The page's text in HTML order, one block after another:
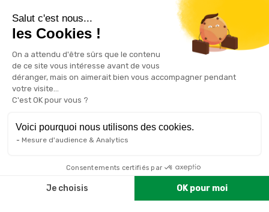
Salut c'est nous...
les Cookies !
On a attendu d'être sûrs que le contenu
de ce site vous intéresse avant de vous
déranger, mais on aimerait bien vous accompagner pendant
votre visite...
C'est OK pour vous ?
Voici pourquoi nous utilisons des cookies.
Mesure d'audience & Analytics
Consentements certifiés par
Je choisis
OK pour moi
Retrouvez DESTINEA® sur
PRODUITS